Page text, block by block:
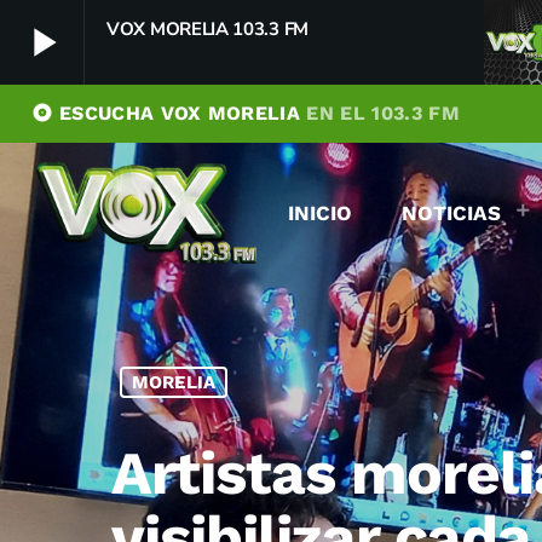
play_arrow VOX MORELIA 103.3 FM
play_arrow VOX MORELIA 103.3 FM
Player Debug
pushFeed = INITIALIZE1786200761675
[object Object]
newFeedReading = REITERATE - 1786200761676
newFeedReading = REITERATE - 1786200761776
album ESCUCHA VOX MORELIA EN EL 103.3 FM
INICIO NOTICIAS
MORELIA
Artistas